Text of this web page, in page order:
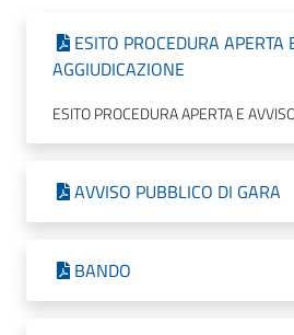
ESITO PROCEDURA APERTA
AGGIUDICAZIONE
ESITO PROCEDURA APERTA E
AVVISO PUBBLICO DI GARA
BANDO